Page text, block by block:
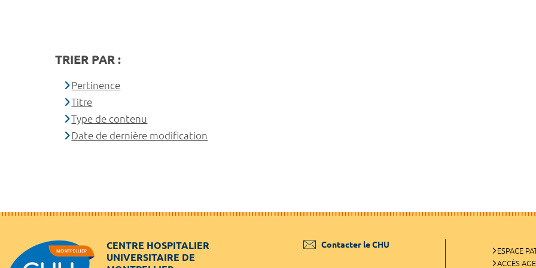
TRIER PAR :
Pertinence
Titre
Type de contenu
Date de dernière modification
CENTRE HOSPITALIER
UNIVERSITAIRE DE
Contacter le CHU
ESPACE
ACCÈS